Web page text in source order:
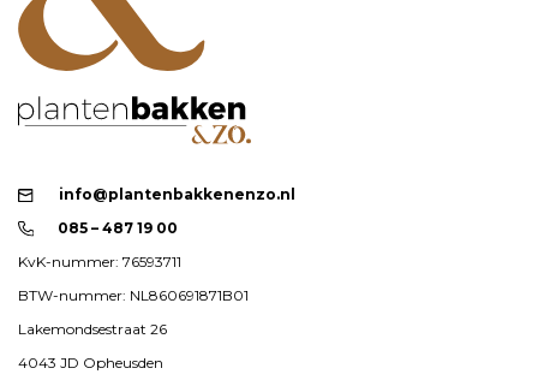
info@plantenbakkenenzo.nl
085 – 487 19 00
KvK-nummer: 76593711
BTW-nummer: NL860691871B01
Lakemondsestraat 26
4043 JD Opheusden